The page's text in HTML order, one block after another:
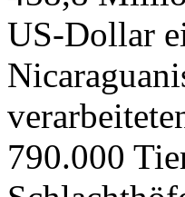
US-Dollar
790.000